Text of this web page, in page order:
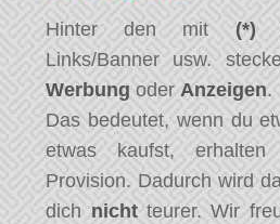
Hinter den mit (*)
Links/Banner usw.
Werbung oderAnzeigen.
Das bedeutet, wenn du
etwas kaufst,
Provision. Dadurch wird
dich nichtteurer. Wir